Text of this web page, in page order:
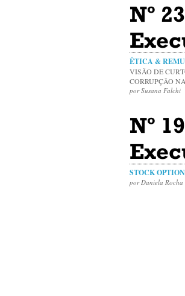
Nº
ÉTICA &
VISÃO DE
CORRUPÇÃO
por Susana Falchi
Nº
STOCK
por Daniela Rocha